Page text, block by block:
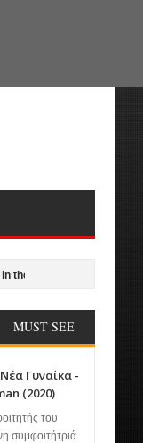
of Madness (2022)
MUST SEE
Γυναίκα -
(2020)
του
συμφοιτήτριά